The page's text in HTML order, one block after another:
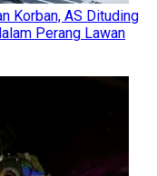
Korban, AS Dituding
Perang Lawan